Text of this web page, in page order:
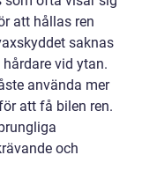
att hållas ren
saknas
vid ytan.
använda mer
att få bilen ren.
och